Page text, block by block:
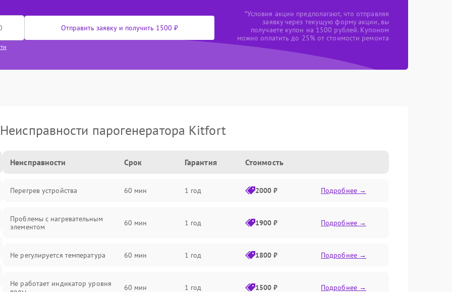
Отправить заявку и получить 1500 ₽
*Условия акции предполагают, что отправляя
заявку через текущую форму акции, вы
получаете купон на 1500 рублей. Купоном
можно оплатить до 25% от стоимости ремонта
Неисправности парогенератора Kitfort
Неисправности Срок Гарантия Стоимость
Перегрев устройства 60 мин 1 год 2000 ₽ Подробнее →
Проблемы с нагревательным
элементом
60 мин 1 год 1900 ₽ Подробнее →
Не регулируется температура 60 мин 1 год 1800 ₽ Подробнее →
Не работает индикатор уровня
60 мин 1 год 1500 ₽ Подробнее →